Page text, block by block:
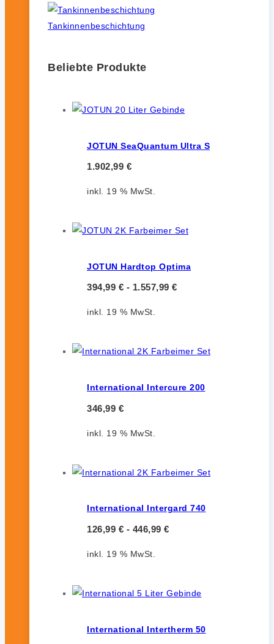
Tankinnenbeschichtung
Beliebte Produkte
JOTUN SeaQuantum Ultra S
1.902,99 €
inkl. 19 % MwSt.
JOTUN Hardtop Optima
394,99 € - 1.557,99 €
inkl. 19 % MwSt.
International Intercure 200
346,99 €
inkl. 19 % MwSt.
International Intergard 740
126,99 € - 446,99 €
inkl. 19 % MwSt.
International Intertherm 50